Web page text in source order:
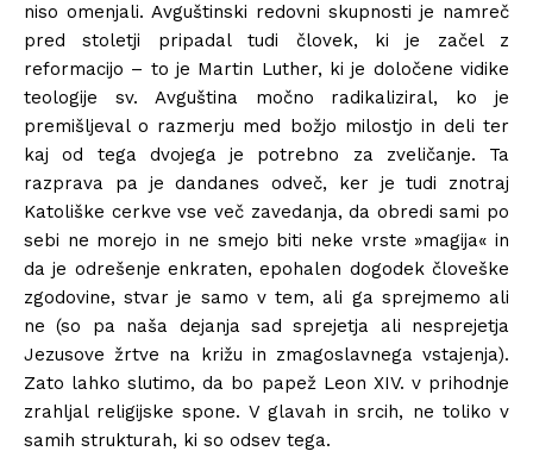
niso omenjali. Avguštinski redovni skupnosti je namreč
pred stoletji pripadal tudi človek, ki je začel z
reformacijo – to je Martin Luther, ki je določene vidike
teologije sv. Avguština močno radikaliziral, ko je
premišljeval o razmerju med božjo milostjo in deli ter
kaj od tega dvojega je potrebno za zveličanje. Ta
razprava pa je dandanes odveč, ker je tudi znotraj
Katoliške cerkve vse več zavedanja, da obredi sami po
sebi ne morejo in ne smejo biti neke vrste »magija« in
da je odrešenje enkraten, epohalen dogodek človeške
zgodovine, stvar je samo v tem, ali ga sprejmemo ali
ne (so pa naša dejanja sad sprejetja ali nesprejetja
Jezusove žrtve na križu in zmagoslavnega vstajenja).
Zato lahko slutimo, da bo papež Leon XIV. v prihodnje
zrahljal religijske spone. V glavah in srcih, ne toliko v
samih strukturah, ki so odsev tega.